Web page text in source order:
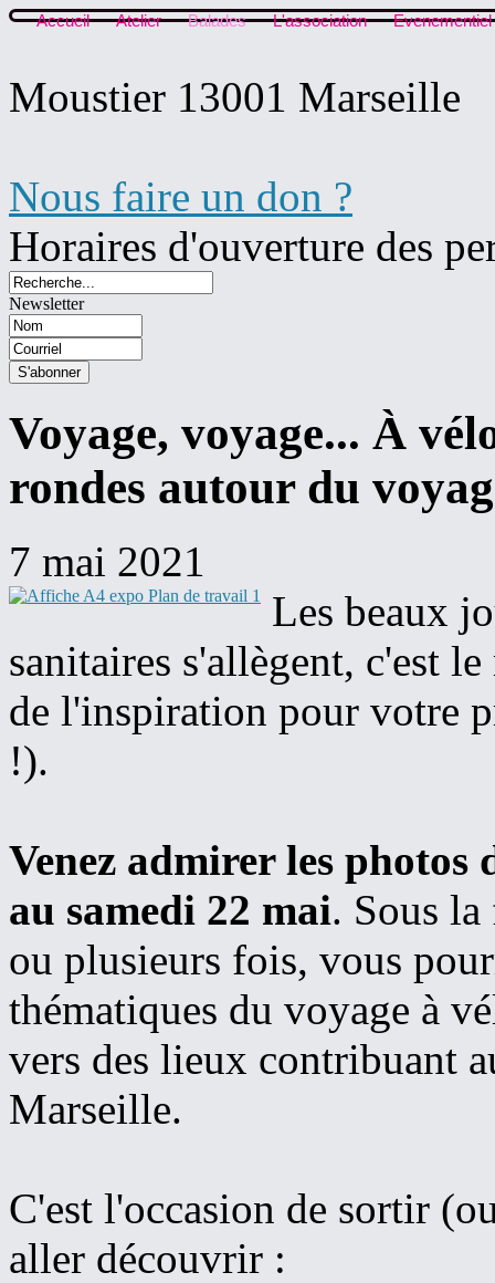
Accueil Atelier Balades L'association Evenementiel
Moustier 13001 Marseille
Nous faire un don ?
Horaires d'ouverture des
Newsletter
Voyage, voyage... À
rondes autour du
7 mai 2021
Les beaux
sanitaires s'allègent, c'est
de l'inspiration pour votre
!).
Venez admirer les photos
au samedi 22 mai. Sous
ou plusieurs fois, vous
thématiques du voyage à
vers des lieux contribuant
Marseille.
C'est l'occasion de sortir
aller découvrir :